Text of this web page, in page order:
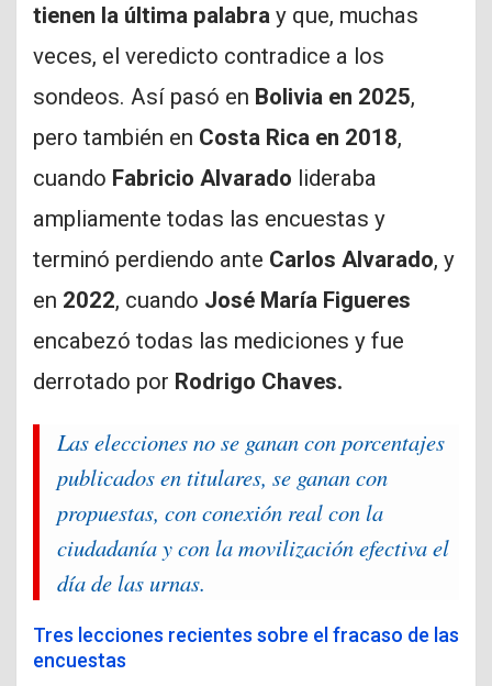
tienen la última palabra y que, muchas
veces, el veredicto contradice a los
sondeos. Así pasó en Bolivia en 2025,
pero también en Costa Rica en 2018,
cuando Fabricio Alvarado lideraba
ampliamente todas las encuestas y
terminó perdiendo ante Carlos Alvarado, y
en 2022, cuando José María Figueres
encabezó todas las mediciones y fue
derrotado por Rodrigo Chaves.
Las elecciones no se ganan con porcentajes
publicados en titulares, se ganan con
propuestas, con conexión real con la
ciudadanía y con la movilización efectiva el
día de las urnas.
Tres lecciones recientes sobre el fracaso de las
encuestas